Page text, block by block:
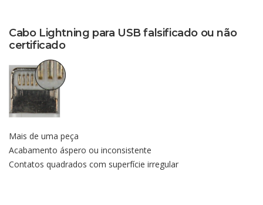
Cabo Lightning para USB falsificado ou não
certificado
Mais de uma peça
Acabamento áspero ou inconsistente
Contatos quadrados com superfície irregular